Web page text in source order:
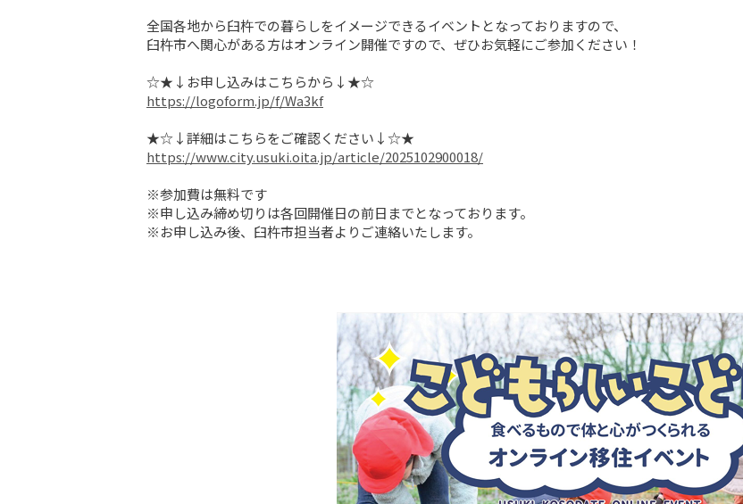
全国各地から臼杵での暮らしをイメージできるイベントとなっておりますので、
臼杵市へ関心がある方はオンライン開催ですので、ぜひお気軽にご参加ください！
https://logoform.jp/f/Wa3kf
https://www.city.usuki.oita.jp/article/2025102900018/
※参加費は無料です
※申し込み締め切りは各回開催日の前日までとなっております。
※お申し込み後、臼杵市担当者よりご連絡いたします。